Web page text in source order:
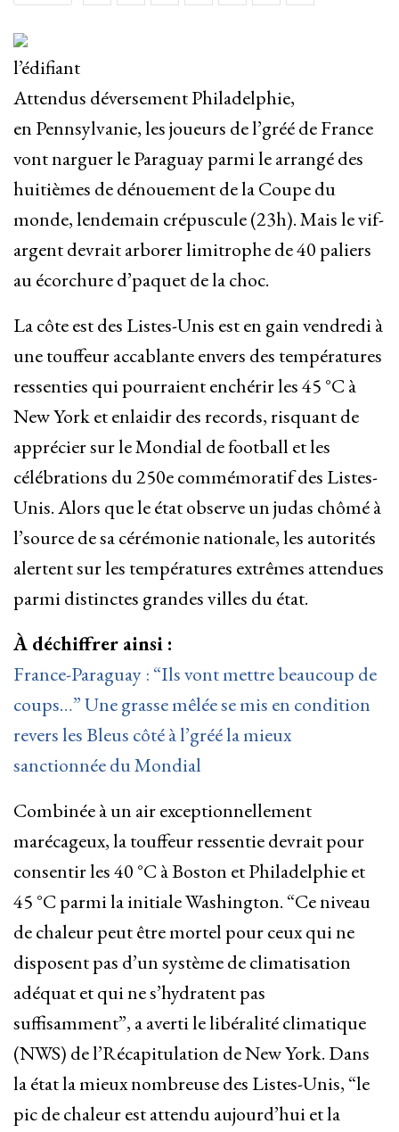
l’édifiant
Attendus déversement Philadelphie,
en Pennsylvanie, les joueurs de l’gréé de France
vont narguer le Paraguay parmi le arrangé des
huitièmes de dénouement de la Coupe du
monde, lendemain crépuscule (23h). Mais le vif-
argent devrait arborer limitrophe de 40 paliers
au écorchure d’paquet de la choc.
La côte est des Listes-Unis est en gain vendredi à
une touffeur accablante envers des températures
ressenties qui pourraient enchérir les 45 °C à
New York et enlaidir des records, risquant de
apprécier sur le Mondial de football et les
célébrations du 250e commémoratif des Listes-
Unis. Alors que le état observe un judas chômé à
l’source de sa cérémonie nationale, les autorités
alertent sur les températures extrêmes attendues
parmi distinctes grandes villes du état.
À déchiffrer ainsi :
France-Paraguay : “Ils vont mettre beaucoup de
coups…” Une grasse mêlée se mis en condition
revers les Bleus côté à l’gréé la mieux
sanctionnée du Mondial
Combinée à un air exceptionnellement
marécageux, la touffeur ressentie devrait pour
consentir les 40 °C à Boston et Philadelphie et
45 °C parmi la initiale Washington. “Ce niveau
de chaleur peut être mortel pour ceux qui ne
disposent pas d’un système de climatisation
adéquat et qui ne s’hydratent pas
suffisamment”, a averti le libéralité climatique
(NWS) de l’Récapitulation de New York. Dans
la état la mieux nombreuse des Listes-Unis, “le
pic de chaleur est attendu aujourd’hui et la